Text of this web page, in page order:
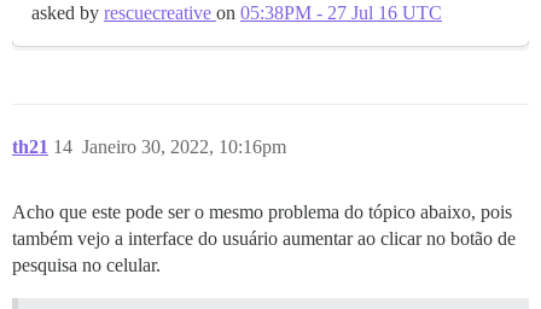
asked by rescuecreative on 05:38PM - 27 Jul 16 UTC
th21 Janeiro 30, 2022, 10:16pm
14
Acho que este pode ser o mesmo problema do tópico abaixo, pois
também vejo a interface do usuário aumentar ao clicar no botão de
pesquisa no celular.